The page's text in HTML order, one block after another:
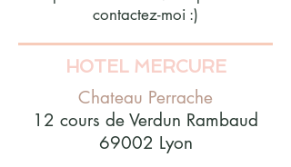
contactez-moi :)
HOTEL MERCURE
Chateau Perrache
12 cours de Verdun Rambaud
69002 Lyon